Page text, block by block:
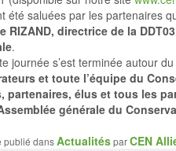
été saluées par les partenaires
RIZAND, directrice de la
.
journée s’est terminée autour
et toute l’équipe du
partenaires, élus et tous les
générale du
publié dansActualitésparCEN